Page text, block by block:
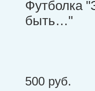
Футболка
быть…"
500 руб.